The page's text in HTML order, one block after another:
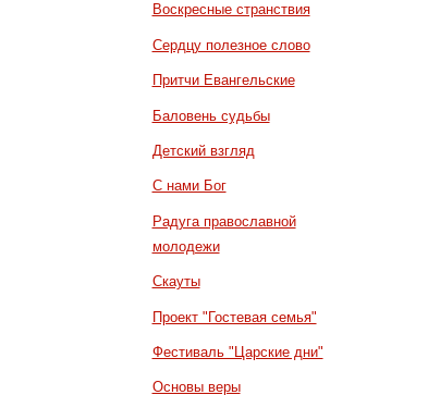
Воскресные странствия
Сердцу полезное слово
Притчи Евангельские
Баловень судьбы
Детский взгляд
С нами Бог
Радуга православной
молодежи
Скауты
Проект "Гостевая семья"
Фестиваль "Царские дни"
Основы веры